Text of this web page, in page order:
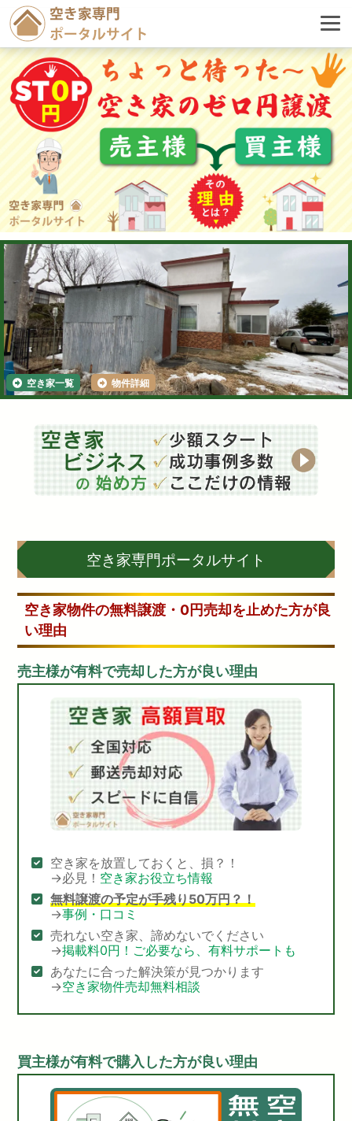
空き家一覧 物件詳細
空き家専門ポータルサイト
空き家物件の無料譲渡・0円売却を止めた方が良
い理由
売主様が有料で売却した方が良い理由
空き家を放置しておくと、損？！
→必見！ 空き家お役立ち情報
無料譲渡の予定が手残り50万円？！
→事例・口コミ
売れない空き家、諦めないでください
→掲載料0円！ご必要なら、有料サポートも
あなたに合った解決策が見つかります
→空き家物件売却無料相談
買主様が有料で購入した方が良い理由